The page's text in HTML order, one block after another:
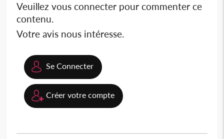
Veuillez vous connecter pour commenter ce
contenu.
Votre avis nous intéresse.
Se Connecter
Créer votre compte